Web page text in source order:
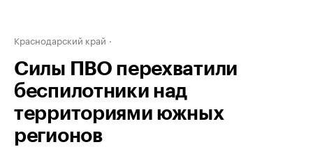
Краснодарский край
Силы ПВО перехватили
беспилотники над
территориями южных
регионов